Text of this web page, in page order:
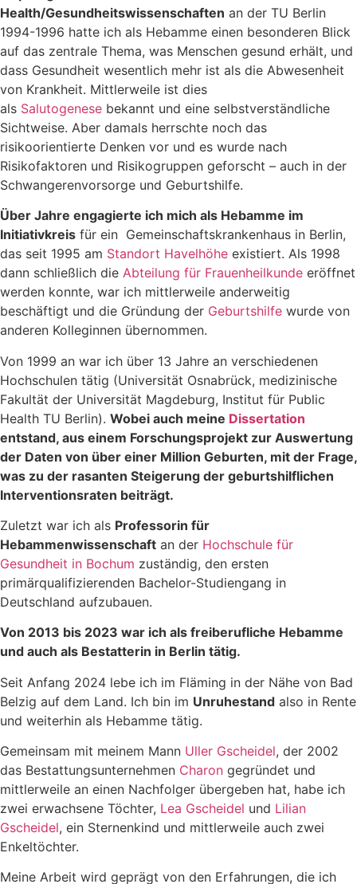
Health/Gesundheitswissenschaften an der TU Berlin
1994-1996 hatte ich als Hebamme einen besonderen Blick
auf das zentrale Thema, was Menschen gesund erhält, und
dass Gesundheit wesentlich mehr ist als die Abwesenheit
von Krankheit. Mittlerweile ist dies
als Salutogenese bekannt und eine selbstverständliche
Sichtweise. Aber damals herrschte noch das
risikoorientierte Denken vor und es wurde nach
Risikofaktoren und Risikogruppen geforscht – auch in der
Schwangerenvorsorge und Geburtshilfe.
Über Jahre engagierte ich mich als Hebamme im
Initiativkreis für ein Gemeinschaftskrankenhaus in Berlin,
das seit 1995 am Standort Havelhöhe existiert. Als 1998
dann schließlich die Abteilung für Frauenheilkunde eröffnet
werden konnte, war ich mittlerweile anderweitig
beschäftigt und die Gründung der Geburtshilfe wurde von
anderen Kolleginnen übernommen.
Von 1999 an war ich über 13 Jahre an verschiedenen
Hochschulen tätig (Universität Osnabrück, medizinische
Fakultät der Universität Magdeburg, Institut für Public
Health TU Berlin). Wobei auch meine Dissertation
entstand, aus einem Forschungsprojekt zur Auswertung
der Daten von über einer Million Geburten, mit der Frage,
was zu der rasanten Steigerung der geburtshilflichen
Interventionsraten beiträgt.
Zuletzt war ich als Professorin für
Hebammenwissenschaft an der Hochschule für
Gesundheit in Bochum zuständig, den ersten
primärqualifizierenden Bachelor-Studiengang in
Deutschland aufzubauen.
Von 2013 bis 2023 war ich als freiberufliche Hebamme
und auch als Bestatterin in Berlin tätig.
Seit Anfang 2024 lebe ich im Fläming in der Nähe von Bad
Belzig auf dem Land. Ich bin im Unruhestand also in Rente
und weiterhin als Hebamme tätig.
Gemeinsam mit meinem Mann Uller Gscheidel, der 2002
das Bestattungsunternehmen Charon gegründet und
mittlerweile an einen Nachfolger übergeben hat, habe ich
zwei erwachsene Töchter, Lea Gscheidel und Lilian
Gscheidel, ein Sternenkind und mittlerweile auch zwei
Enkeltöchter.
Meine Arbeit wird geprägt von den Erfahrungen, die ich